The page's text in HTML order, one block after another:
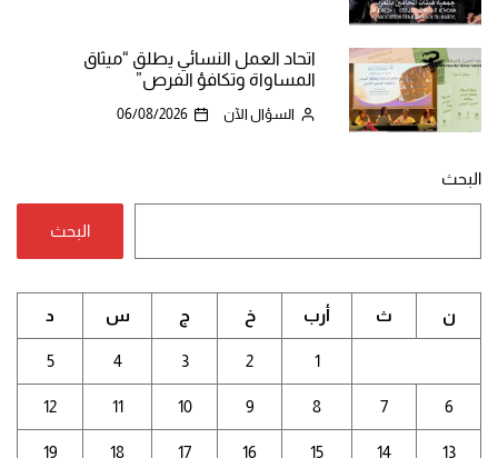
اتحاد العمل النسائي يطلق “ميثاق
المساواة وتكافؤ الفرص”
السؤال الآن 06/08/2026
البحث
البحث
ن ث أرب خ ج س د
1
2
3
4
5
6
7
8
9
10
11
12
13
14
15
16
17
18
19